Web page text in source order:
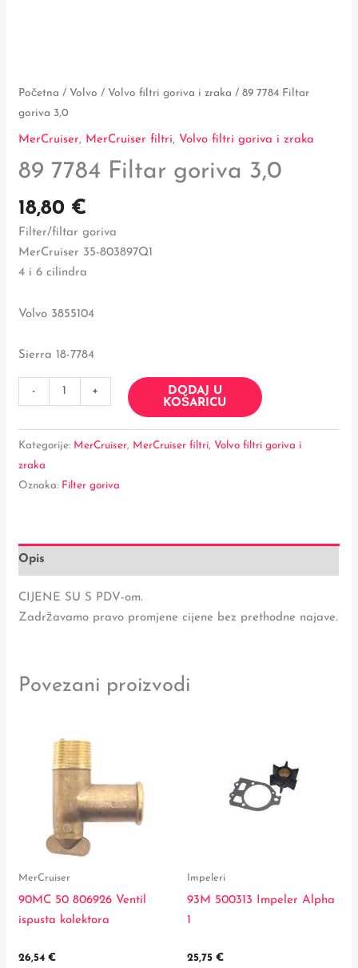
Početna / Volvo / Volvo filtri goriva i zraka / 89 7784 Filtar
goriva 3,0
MerCruiser, MerCruiser filtri, Volvo filtri goriva i zraka
89 7784 Filtar goriva 3,0
18,80 €
Filter/filtar goriva
MerCruiser 35-803897Q1
4 i 6 cilindra
Volvo 3855104
Sierra 18-7784
- +
DODAJ U
KOŠARICU
Kategorije: MerCruiser, MerCruiser filtri, Volvo filtri goriva i
zraka
Oznaka: Filter goriva
Opis
CIJENE SU S PDV-om.
Zadržavamo pravo promjene cijene bez prethodne najave.
Povezani proizvodi
MerCruiser
90MC 50 806926 Ventil
ispusta kolektora
26,54€
Impeleri
93M 500313 Impeler Alpha
1
25,75 €